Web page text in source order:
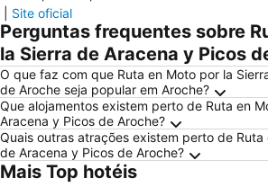
Site oficial
Perguntas frequentes sobre
la Sierra de Aracena y Picos
O que faz com que Ruta en Moto por la
de Aroche seja popular em Aroche?
Que alojamentos existem perto de Ruta en
Aracena y Picos de Aroche?
Quais outras atrações existem perto de Ruta
de Aracena y Picos de Aroche?
Mais Top hotéis